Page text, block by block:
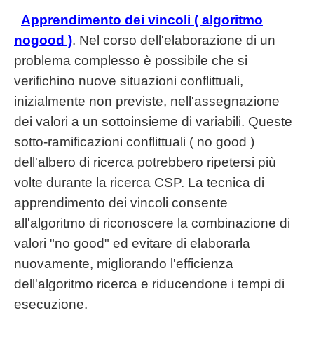
Apprendimento dei vincoli ( algoritmo
nogood ). Nel corso dell'elaborazione di un
problema complesso è possibile che si
verifichino nuove situazioni conflittuali,
inizialmente non previste, nell'assegnazione
dei valori a un sottoinsieme di variabili. Queste
sotto-ramificazioni conflittuali ( no good )
dell'albero di ricerca potrebbero ripetersi più
volte durante la ricerca CSP. La tecnica di
apprendimento dei vincoli consente
all'algoritmo di riconoscere la combinazione di
valori "no good" ed evitare di elaborarla
nuovamente, migliorando l'efficienza
dell'algoritmo ricerca e riducendone i tempi di
esecuzione.